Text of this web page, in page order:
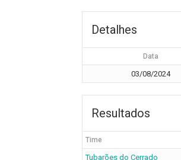
Detalhes
Data
03/08/2024
Resultados
Time
Tubarões do Cerrado